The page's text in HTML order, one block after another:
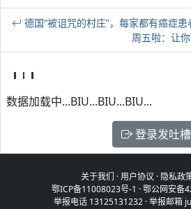
德国“被诅咒的村庄”，每家都有癌症患
周五啦：让
数据加载中...BIU...BIU...BIU...
登录发吐槽
关于我们 ·用户协议 · 隐私政
鄂ICP备11008023号-1 ·鄂公网安备
举报电话 13125131232 · 举报邮箱